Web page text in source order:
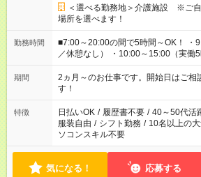
＜選べる勤務地＞介護施設 ※ご
場所を選べます！
勤務時間
■7:00～20:00の間で5時間～OK！ ・
／休憩なし） ・10:00～15:00（実働
～16:00（実働5時間／休憩1時間）
／休憩なし） ・12:00～17:00（実働5
シフト制／上記は一例です。 ご希望
期間
2ヵ月～のお仕事です。開始日はご
す！
特徴 日払いOK / 履歴書不要 / 40～50代活
服装自由 / シフト勤務 / 10名以上の
ソコンスキル不要
気になる！ 応募する